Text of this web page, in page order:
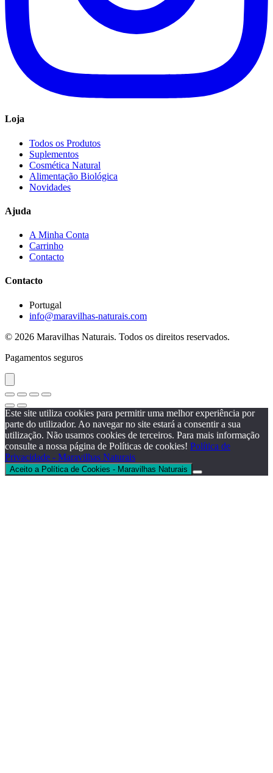
Loja
Todos os Produtos
Suplementos
Cosmética Natural
Alimentação Biológica
Novidades
Ajuda
A Minha Conta
Carrinho
Contacto
Contacto
Portugal
info@maravilhas-naturais.com
© 2026 Maravilhas Naturais. Todos os direitos reservados.
Pagamentos seguros
Este site utiliza cookies para permitir uma melhor experiência por
parte do utilizador. Ao navegar no site estará a consentir a sua
utilização. Não usamos cookies de terceiros. Para mais informação
consulte a nossa página de Políticas de cookies! Política de
Privacidade - Maravilhas Naturais
Aceito a Política de Cookies - Maravilhas Naturais